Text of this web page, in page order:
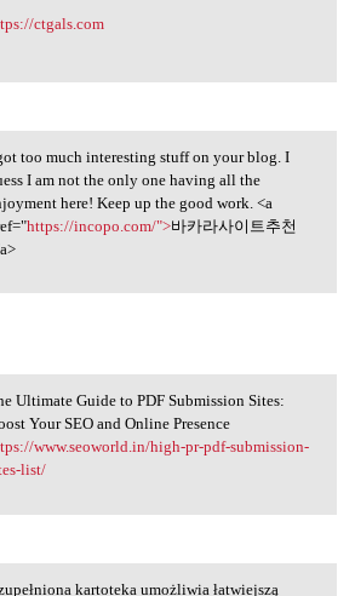
ctgals.com
ctgals.com
too much interesting
too much interesting stuff on your blog. I
I am not the only one having all the
here! Keep up the good work. <a
https://incopo.com/">바카라사이트추천
Ultimate Guide to PDF
Ultimate Guide to PDF Submission Sites:
Your SEO and Online Presence
www.seoworld.in/high-pr-pdf-submission-
list/
kartoteka umożliwia łatwiejszą